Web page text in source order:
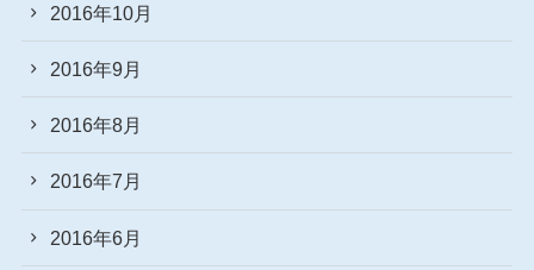
2016年10月
2016年9月
2016年8月
2016年7月
2016年6月